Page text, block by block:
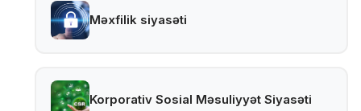
Məxfilik siyasəti
Korporativ Sosial Məsuliyyət Siyasəti